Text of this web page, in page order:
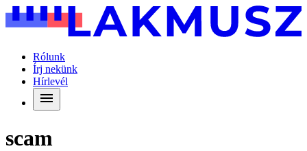
Rólunk
Írj nekünk
Hírlevél
scam